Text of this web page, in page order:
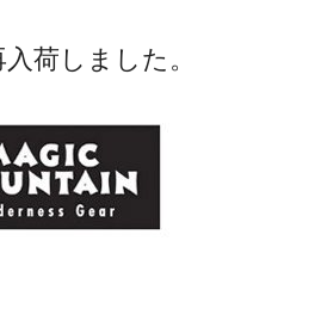
荷しました。